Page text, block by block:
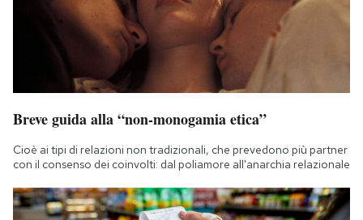
Breve guida alla “non-monogamia etica”
Cioè ai tipi di relazioni non tradizionali, che prevedono più partner
con il consenso dei coinvolti: dal poliamore all'anarchia relazionale